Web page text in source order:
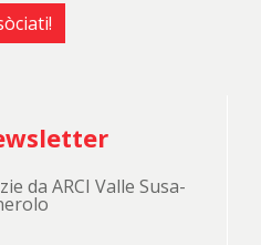
da ARCI Valle Susa-